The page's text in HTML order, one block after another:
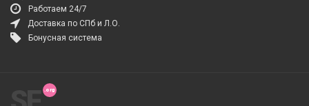
Работаем 24/7
Доставка по СПб и Л.О.
Бонусная система